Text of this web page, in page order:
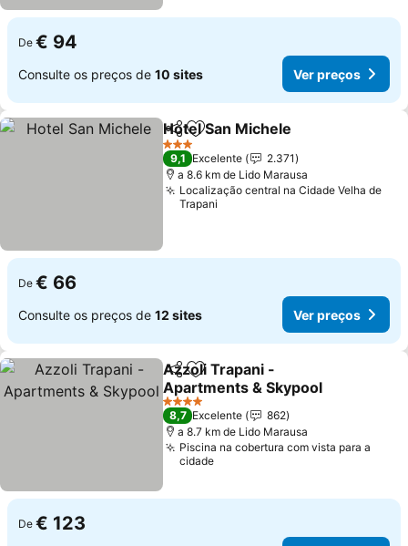
De € 94
Consulte os preços de 10 sites Ver preços
PartilharAdicionar aos favoritos
Hotel San Michele
3 Estrelas
9,1 Excelente
2.371
a 8.6 km de Lido Marausa
Localização central na Cidade Velha de
Trapani
De € 66
Consulte os preços de 12 sites Ver preços
PartilharAdicionar aos favoritos
Azzoli Trapani -
Apartments & Skypool
Ver preços
4 Estrelas
8,7 Excelente
862
a 8.7 km de Lido Marausa
Piscina na cobertura com vista para a
cidade
De € 123